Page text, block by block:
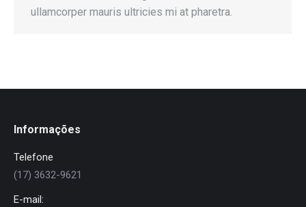
ullamcorper mauris ultricies mi at pharetra.
Informações
Telefone
(17) 3632-9621
E-mail: